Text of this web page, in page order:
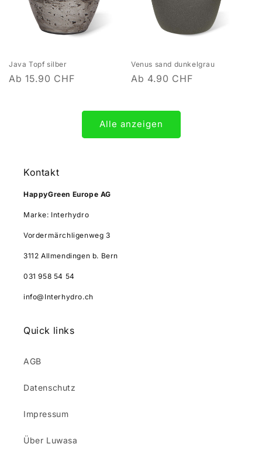
Java Topf silber
Normaler
Ab 15.90 CHF
Venus sand dunkelgrau
Normaler
Ab 4.90 CHF
Alle anzeigen
Kontakt
HappyGreen Europe AG
Marke: Interhydro
Vordermärchligenweg 3
3112 Allmendingen b. Bern
031 958 54 54
info@Interhydro.ch
Quick links
AGB
Datenschutz
Impressum
Über Luwasa